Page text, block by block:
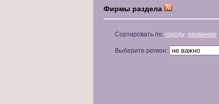
Фирмы раздела
Сортировать по: городу названию
Выберите регион: